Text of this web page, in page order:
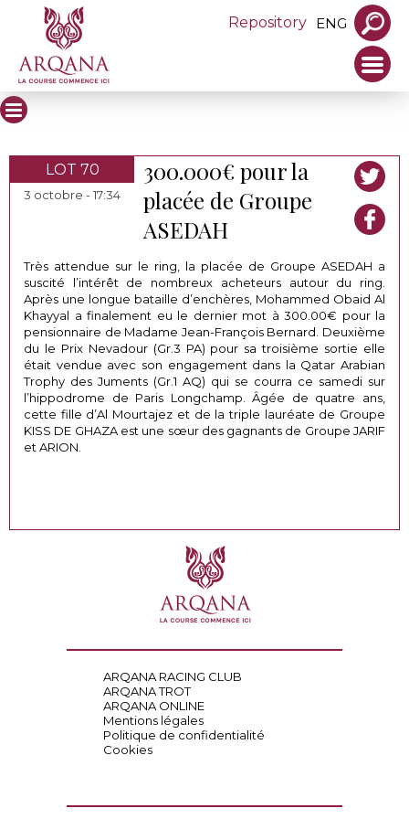
Repository ENG
LOT 70
3 octobre - 17:34
300.000€ pour la
placée de Groupe
ASEDAH
Très attendue sur le ring, la placée de Groupe ASEDAH a
suscité l’intérêt de nombreux acheteurs autour du ring.
Après une longue bataille d’enchères, Mohammed Obaid Al
Khayyal a finalement eu le dernier mot à 300.00€ pour la
pensionnaire de Madame Jean-François Bernard. Deuxième
du le Prix Nevadour (Gr.3 PA) pour sa troisième sortie elle
était vendue avec son engagement dans la Qatar Arabian
Trophy des Juments (Gr.1 AQ) qui se courra ce samedi sur
l’hippodrome de Paris Longchamp. Âgée de quatre ans,
cette fille d’Al Mourtajez et de la triple lauréate de Groupe
KISS DE GHAZA est une sœur des gagnants de Groupe JARIF
et ARION.
ARQANA RACING CLUB
ARQANA TROT
ARQANA ONLINE
Mentions légales
Politique de confidentialité
Cookies